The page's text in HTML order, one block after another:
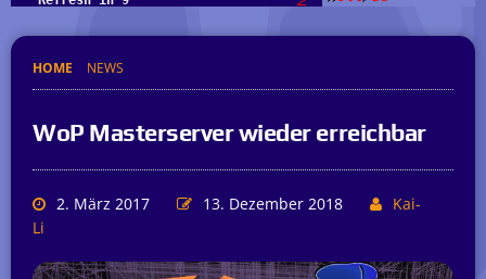
HOME NEWS
WoP Masterserver wieder erreichbar
2. März 2017 13. Dezember 2018
Kai-
Li